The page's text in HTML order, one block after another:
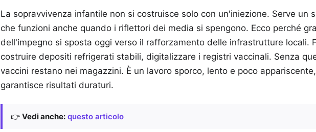
La sopravvivenza infantile non si costruisce solo con un'iniezione. Serve un
che funzioni anche quando i riflettori dei media si spengono. Ecco perché
dell'impegno si sposta oggi verso il rafforzamento delle infrastrutture locali.
costruire depositi refrigerati stabili, digitalizzare i registri vaccinali. Senza
vaccini restano nei magazzini. È un lavoro sporco, lento e poco
garantisce risultati duraturi.
👉 Vedi anche: questo articolo